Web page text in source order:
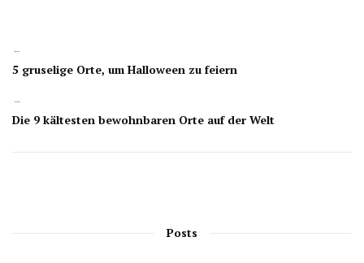
←
5 gruselige Orte, um Halloween zu feiern
→
Die 9 kältesten bewohnbaren Orte auf der Welt
Posts